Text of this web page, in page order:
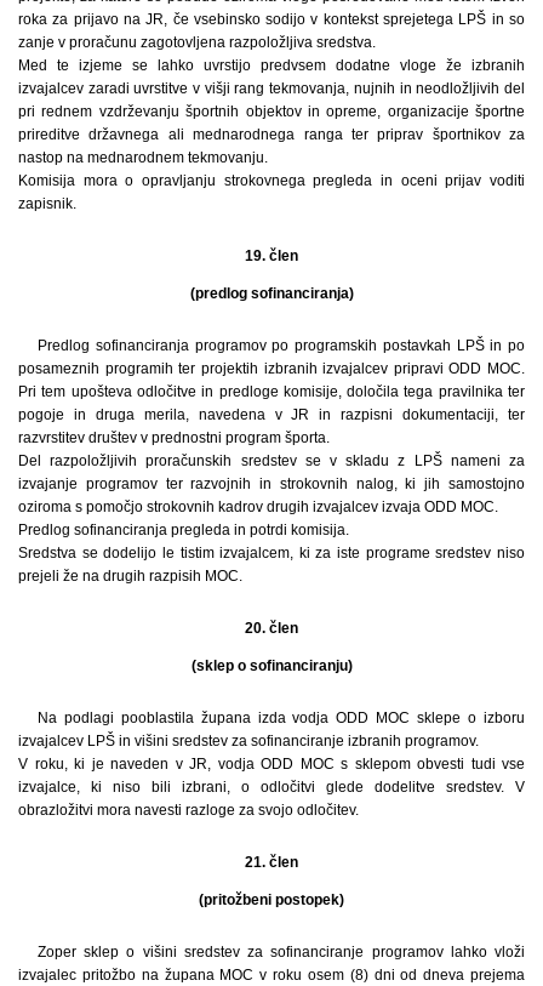
roka za prijavo na JR, če vsebinsko sodijo v kontekst sprejetega LPŠ in so
zanje v proračunu zagotovljena razpoložljiva sredstva.
Med te izjeme se lahko uvrstijo predvsem dodatne vloge že izbranih
izvajalcev zaradi uvrstitve v višji rang tekmovanja, nujnih in neodložljivih del
pri rednem vzdrževanju športnih objektov in opreme, organizacije športne
prireditve državnega ali mednarodnega ranga ter priprav športnikov za
nastop na mednarodnem tekmovanju.
Komisija mora o opravljanju strokovnega pregleda in oceni prijav voditi
zapisnik.
19. člen
(predlog sofinanciranja)
Predlog sofinanciranja programov po programskih postavkah LPŠ in po
posameznih programih ter projektih izbranih izvajalcev pripravi ODD MOC.
Pri tem upošteva odločitve in predloge komisije, določila tega pravilnika ter
pogoje in druga merila, navedena v JR in razpisni dokumentaciji, ter
razvrstitev društev v prednostni program športa.
Del razpoložljivih proračunskih sredstev se v skladu z LPŠ nameni za
izvajanje programov ter razvojnih in strokovnih nalog, ki jih samostojno
oziroma s pomočjo strokovnih kadrov drugih izvajalcev izvaja ODD MOC.
Predlog sofinanciranja pregleda in potrdi komisija.
Sredstva se dodelijo le tistim izvajalcem, ki za iste programe sredstev niso
prejeli že na drugih razpisih MOC.
20. člen
(sklep o sofinanciranju)
Na podlagi pooblastila župana izda vodja ODD MOC sklepe o izboru
izvajalcev LPŠ in višini sredstev za sofinanciranje izbranih programov.
V roku, ki je naveden v JR, vodja ODD MOC s sklepom obvesti tudi vse
izvajalce, ki niso bili izbrani, o odločitvi glede dodelitve sredstev. V
obrazložitvi mora navesti razloge za svojo odločitev.
21. člen
(pritožbeni postopek)
Zoper sklep o višini sredstev za sofinanciranje programov lahko vloži
izvajalec pritožbo na župana MOC v roku osem (8) dni od dneva prejema